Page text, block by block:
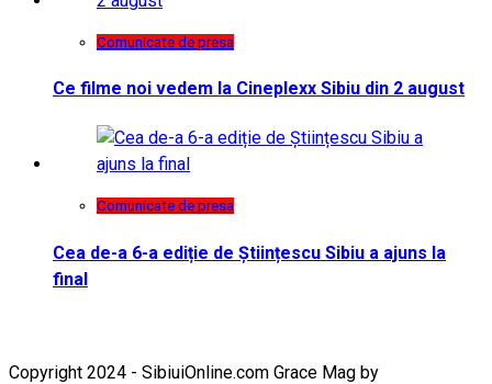
Comunicate de presa
Ce filme noi vedem la Cineplexx Sibiu din 2 august
Comunicate de presa
Cea de-a 6-a ediție de Științescu Sibiu a ajuns la
final
Copyright 2024 - SibiuiOnline.com Grace Mag by